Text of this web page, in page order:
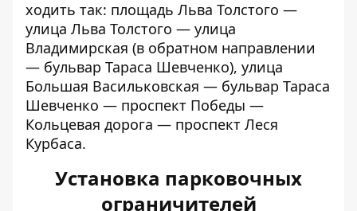
ходить так: площадь Льва Толстого —
улица Льва Толстого — улица
Владимирская (в обратном направлении
— бульвар Тараса Шевченко), улица
Большая Васильковская — бульвар Тараса
Шевченко — проспект Победы —
Кольцевая дорога — проспект Леся
Курбаса.
Установка парковочных
ограничителей